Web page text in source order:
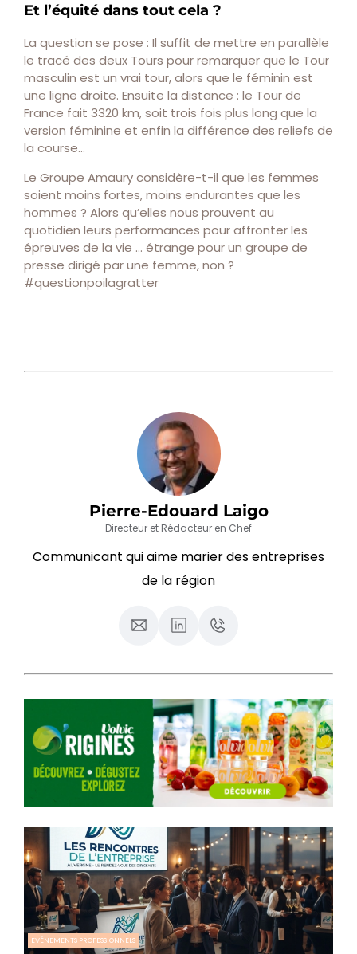
Et l’équité dans tout cela ?
La question se pose : Il suffit de mettre en parallèle
le tracé des deux Tours pour remarquer que le Tour
masculin est un vrai tour, alors que le féminin est
une ligne droite. Ensuite la distance : le Tour de
France fait 3320 km, soit trois fois plus long que la
version féminine et enfin la différence des reliefs de
la course…
Le Groupe Amaury considère-t-il que les femmes
soient moins fortes, moins endurantes que les
hommes ? Alors qu’elles nous prouvent au
quotidien leurs performances pour affronter les
épreuves de la vie … étrange pour un groupe de
presse dirigé par une femme, non ?
#questionpoilagratter
Pierre-Edouard Laigo
Directeur et Rédacteur en Chef
Communicant qui aime marier des entreprises
de la région
EVÉNEMENTS PROFESSIONNELS